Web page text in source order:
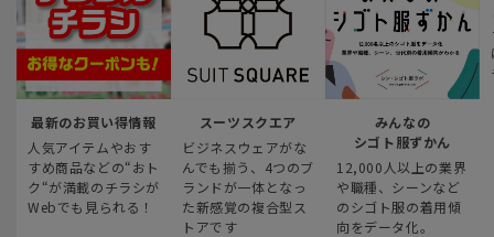
最新のお買い得情報
人気アイテムやおす
すめ商品などの“おト
ク“が満載のチラシが
Webでも見られる！
スーツスクエア
ビジネスウェアがな
んでも揃う、4つのブ
ランドが一体となっ
た新感覚の複合型ス
トアです
みんなの
シゴト服ずかん
12,000人以上の業界
や職種、シーンなど
のシゴト服の着用傾
向をデータ化。